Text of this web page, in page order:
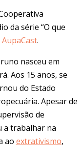
da série “O que
AupaCast.
nasceu em
Aos 15 anos, se
do Estado
Apesar de
de
a trabalhar na
ao extrativismo,